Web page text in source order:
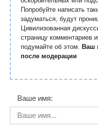
Попробуйте написать
задуматься, будут
Цивилизованная
страницу комментариев
подумайте об этом. Ваш
после модерации
Ваше имя: